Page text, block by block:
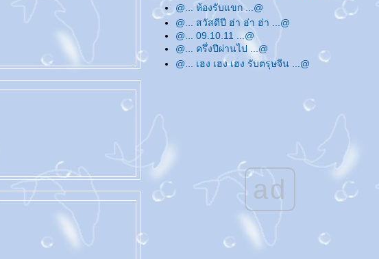
@... ห้องรับแขก ...@
@... สวัสดีปี ฮ่า ฮ่า ฮ่า ...@
@... 09.10.11 ...@
@... ครึ่งปีผ่านไป ...@
@... เฮง เฮง เฮง รับตรุษจีน ...@
@... ชวน ชวน ...@
@... บันทึกถึงสิ่งที่ทำ ...@
@... ปัดกวาดบล็อกกันซะหน่อย ...@
@... สวัสดีปีใหม่ไทย ...@
@... สวัสดีปีใหม่ค่ะ ...@
ad